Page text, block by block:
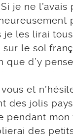
je ne
les lirai
le sol
que d’y
et
des jolis
des